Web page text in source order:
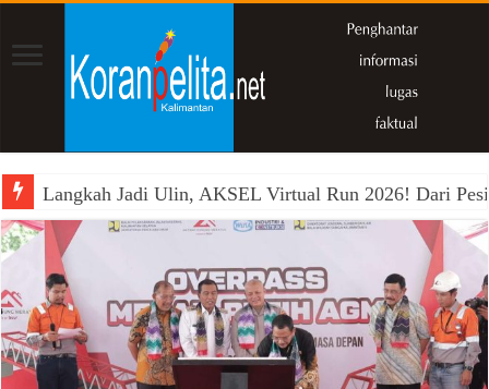
Langkah Jadi Ulin, AKSEL Virtual Run 2026! Dari